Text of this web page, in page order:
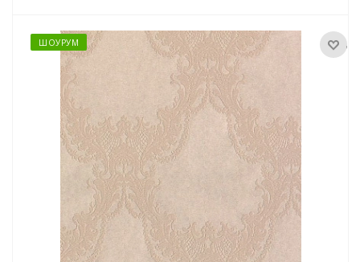
ШОУРУМ